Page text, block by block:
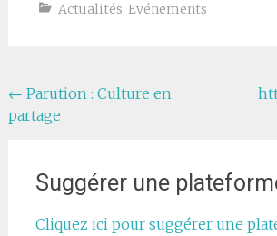
Actualités, Evénements
Navigation
de
← Parution : Culture en
partage
Suggérer une
Cliquez ici pour suggérer une